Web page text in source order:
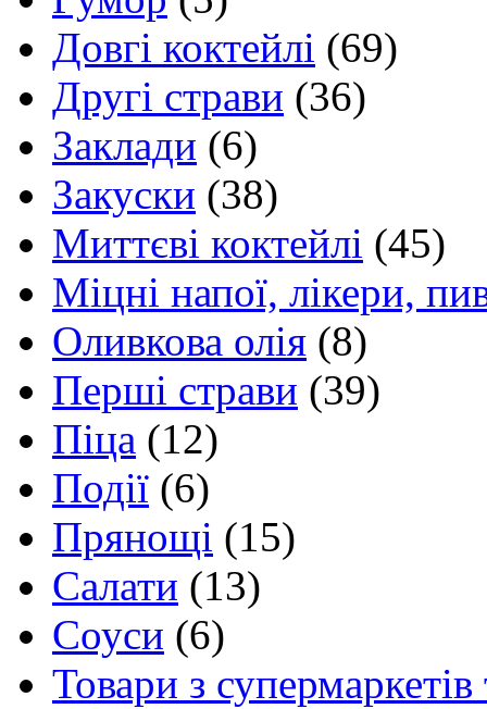
Довгі коктейлі (69)
Другі страви (36)
Заклади (6)
Закуски (38)
Миттєві коктейлі (45)
Міцні напої, лікери,
Оливкова олія (8)
Перші страви (39)
Піца (12)
Події (6)
Прянощі (15)
Салати (13)
Соуси (6)
Товари з супермаркетів